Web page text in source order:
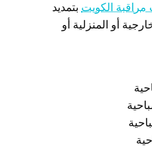
مراقبة الكويت بتمديد
أو المنزلية أو